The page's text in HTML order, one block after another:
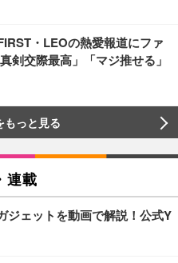
・LEOの熱愛報道にファ
剣交際最高」「マジ推せる」
もっと見る
連載
ジェットを動画で解説！公式Y